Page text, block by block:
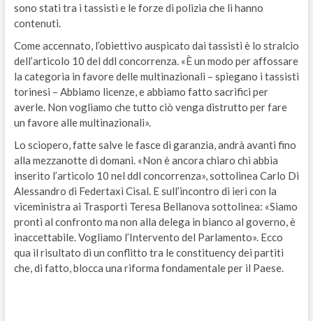
sono stati tra i tassisti e le forze di polizia che li hanno
contenuti.
Come accennato, l’obiettivo auspicato dai tassisti è lo stralcio
dell’articolo 10 del ddl concorrenza. «È un modo per affossare
la categoria in favore delle multinazionali – spiegano i tassisti
torinesi – Abbiamo licenze, e abbiamo fatto sacrifici per
averle. Non vogliamo che tutto ciò venga distrutto per fare
un favore alle multinazionali».
Lo sciopero, fatte salve le fasce di garanzia, andrà avanti fino
alla mezzanotte di domani. «Non è ancora chiaro chi abbia
inserito l’articolo 10 nel ddl concorrenza», sottolinea Carlo Di
Alessandro di Federtaxi Cisal. E sull’incontro di ieri con la
viceministra ai Trasporti Teresa Bellanova sottolinea: «Siamo
pronti al confronto ma non alla delega in bianco al governo, è
inaccettabile. Vogliamo l’Intervento del Parlamento». Ecco
qua il risultato di un conflitto tra le constituency dei partiti
che, di fatto, blocca una riforma fondamentale per il Paese.